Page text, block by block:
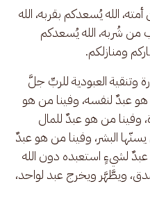
الله يُسعدكم بقربه، الله
من شُربه، الله يُسعدكم
ومنازلكم.
وتنقية العبودية للربِّ جلَّ
عبدٌ لنفسه، وفينا من هو
وفينا من هو عبدٌ للمال
البشر، وفينا من هو عبدٌ
لشيءٍ استعبده دون الله
ويطَّهَّر ويخرج عبد لواحد،